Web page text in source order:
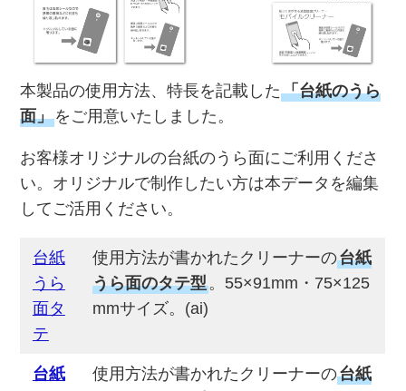
本製品の使用方法、特長を記載した「台紙のうら
面」をご用意いたしました。
お客様オリジナルの台紙のうら面にご利用くださ
い。オリジナルで制作したい方は本データを編集
してご活用ください。
台紙
うら
面タ
テ
使用方法が書かれたクリーナーの台紙
うら面のタテ型。55×91mm・75×125
mmサイズ。(ai)
台紙
使用方法が書かれたクリーナーの台紙